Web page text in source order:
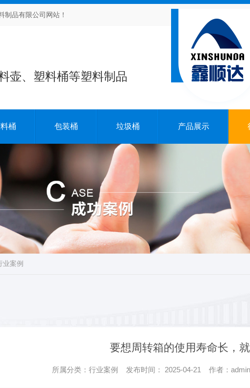
制品有限公司网站！
壶、塑料桶等塑料制品
桶 包装桶 垃圾桶 产品展示
业案例
要想周转箱的使用寿命长，
所属分类：行业案例 发布时间： 2025-04-21 作者： admin